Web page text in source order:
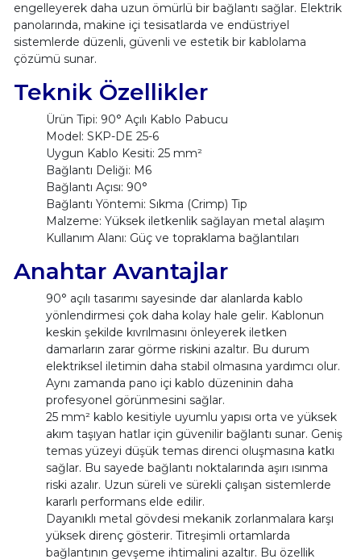
engelleyerek daha uzun ömürlü bir bağlantı sağlar. Elektrik
panolarında, makine içi tesisatlarda ve endüstriyel
sistemlerde düzenli, güvenli ve estetik bir kablolama
çözümü sunar.
Teknik Özellikler
Ürün Tipi: 90° Açılı Kablo Pabucu
Model: SKP-DE 25-6
Uygun Kablo Kesiti: 25 mm²
Bağlantı Deliği: M6
Bağlantı Açısı: 90°
Bağlantı Yöntemi: Sıkma (Crimp) Tip
Malzeme: Yüksek iletkenlik sağlayan metal alaşım
Kullanım Alanı: Güç ve topraklama bağlantıları
Anahtar Avantajlar
90° açılı tasarımı sayesinde dar alanlarda kablo
yönlendirmesi çok daha kolay hale gelir. Kablonun
keskin şekilde kıvrılmasını önleyerek iletken
damarların zarar görme riskini azaltır. Bu durum
elektriksel iletimin daha stabil olmasına yardımcı olur.
Aynı zamanda pano içi kablo düzeninin daha
profesyonel görünmesini sağlar.
25 mm² kablo kesitiyle uyumlu yapısı orta ve yüksek
akım taşıyan hatlar için güvenilir bağlantı sunar. Geniş
temas yüzeyi düşük temas direnci oluşmasına katkı
sağlar. Bu sayede bağlantı noktalarında aşırı ısınma
riski azalır. Uzun süreli ve sürekli çalışan sistemlerde
kararlı performans elde edilir.
Dayanıklı metal gövdesi mekanik zorlanmalara karşı
yüksek direnç gösterir. Titreşimli ortamlarda
bağlantının gevşeme ihtimalini azaltır. Bu özellik